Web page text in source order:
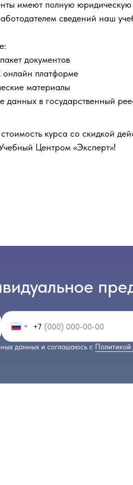
имеют полную
сведений наш
документов
онлайн платформе
материалы
данных в государственный
курса со скидкой
Центром «Эксперт»!
+7
данных и соглашаюсь с Политикой